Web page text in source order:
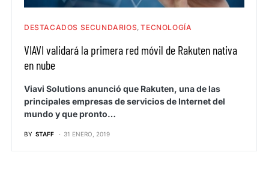
DESTACADOS SECUNDARIOS TECNOLOGÍA
VIAVI validará la primera red móvil de Rakuten nativa
en nube
Viavi Solutions anunció que Rakuten, una de las
principales empresas de servicios de Internet del
mundo y que pronto…
BY STAFF 31 ENERO, 2019